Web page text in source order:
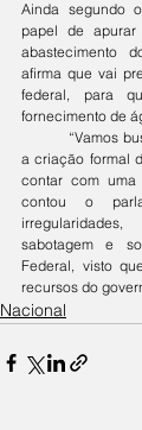
Ainda segundo
papel de
abastecimento
afirma que vai
federal, para
fornecimento de
a criação formal
contar com uma
contou o
sabotagem e
Federal, visto
recursos do
Nacional